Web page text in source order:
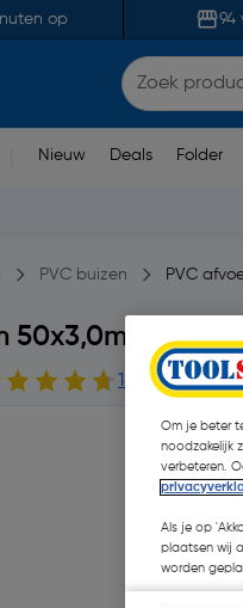
op 94
Nieuw Deals Folder
PVC buizen PVC
50x3,0mm
180
Om je beter
noodzakelijk
verbeteren.
Als je op
plaatsen wij
worden